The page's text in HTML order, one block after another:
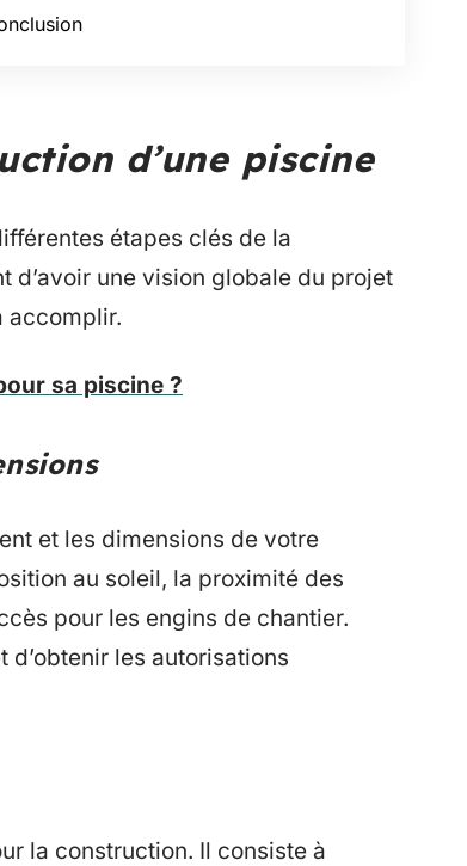
d’une piscine
étapes clés de la
d’avoir une vision globale du projet
accomplir.
sa piscine ?
et les dimensions de votre
au soleil, la proximité des
pour les engins de chantier.
les autorisations
la construction. Il consiste à